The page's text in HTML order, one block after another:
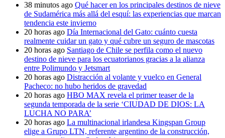
38 minutos ago Qué hacer en los principales destinos de nieve
de Sudamérica más allá del esquí: las experiencias que marcan
tendencia este invierno
20 horas ago Día Internacional del Gato: cuánto cuesta
realmente cuidar un gato y qué cubre un seguro de mascotas
20 horas ago Santiago de Chile se perfila como el nuevo
destino de nieve para los ecuatorianos gracias a la alianza
entre Polimundo y Jetsmart
20 horas ago Distracción al volante y vuelco en General
Pacheco: no hubo heridos de gravedad
20 horas ago HBO MAX revela el primer teaser de la
segunda temporada de la serie ‘CIUDAD DE DIOS: LA
LUCHA NO PARA’
20 horas ago La multinacional irlandesa Kingspan Group
elige a Grupo LTN, referente argentino de la construcción,